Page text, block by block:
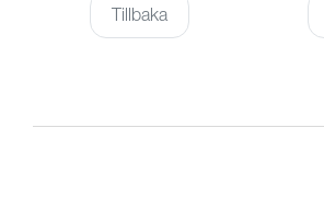
Tillbaka